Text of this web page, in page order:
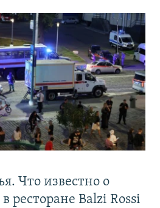
Что известно о
ресторане Balzi Rossi